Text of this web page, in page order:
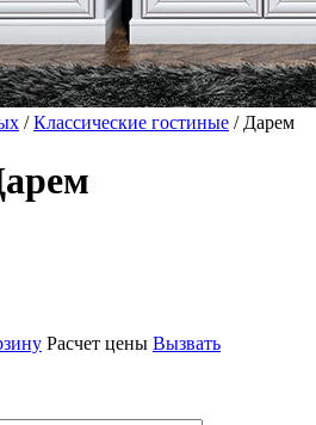
/Классические гостиные / Дарем
Расчет цены Вызвать